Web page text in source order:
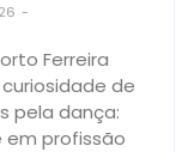
-
Ferreira
de
pela dança:
em profissão